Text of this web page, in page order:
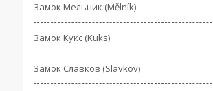
Замок Мельник (Mělník)
Замок Кукс (Kuks)
Замок Славков (Slavkov)